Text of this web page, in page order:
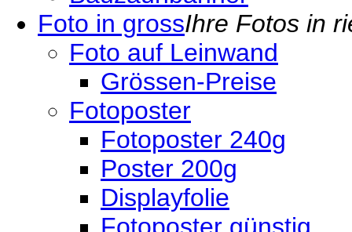
Foto in grossIhre Fotos in
Foto auf Leinwand
Grössen-Preise
Fotoposter
Fotoposter 240g
Poster 200g
Displayfolie